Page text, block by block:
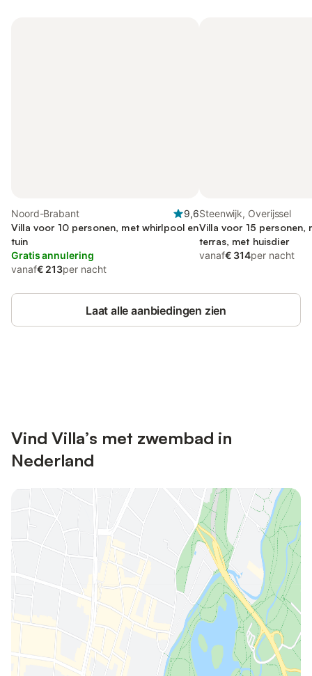
Noord-Brabant
9,6
Villa voor 10 personen, met whirlpool en
tuin
Gratis annulering
vanaf€ 213per nacht
Steenwijk, Overijssel
Villa voor 15 personen,
terras, met huisdier
vanaf€ 314per nacht
Laat alle aanbiedingen zien
Vind Villa’s met zwembad in
Nederland